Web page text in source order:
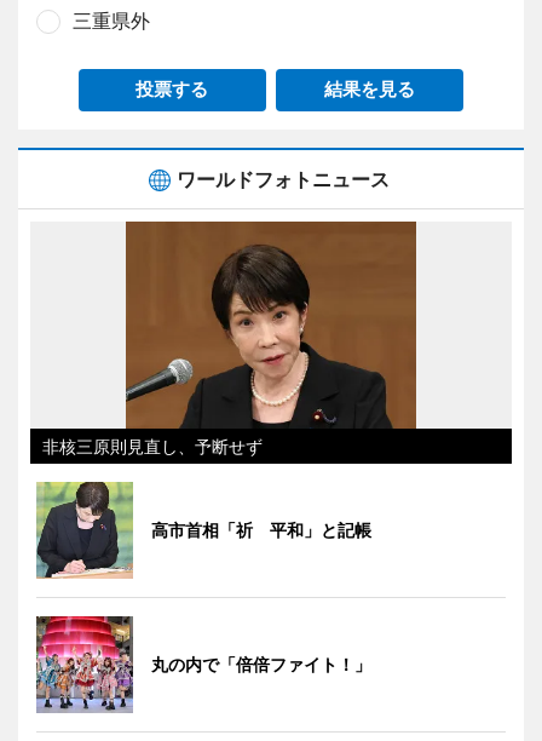
三重県外
投票する 結果を見る
ワールドフォトニュース
非核三原則見直し、予断せず
高市首相「祈 平和」と記帳
丸の内で「倍倍ファイト！」